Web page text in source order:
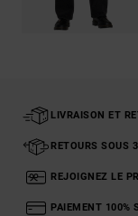
LIVRAISON ET
RETOURS SOUS
REJOIGNEZ LE
PAIEMENT 100%